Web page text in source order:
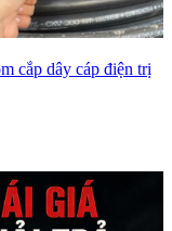
cắp dây cáp điện trị